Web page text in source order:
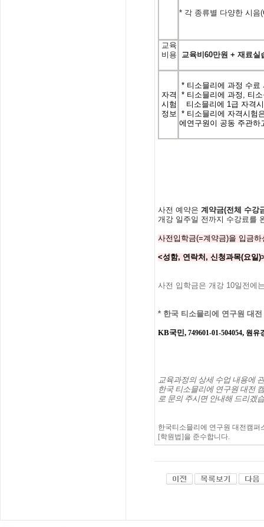
* 각 종류별 다양한 시음
교육
비용
교육비60만원 + 재료실
자격
시험
정보
* 티소믈리에 과정 수료
* 티소믈리에 과정, 티
티소믈리에 1급 자격
* 티소믈리에 자격시험
에연 구원이 공동 주관하
사전 예약은 계약금(전체
수강
개강 일주일 전까지 수강료를
사전입학금(=계약금)을 입금
<성함, 연락처, 신청과목(요일
사전 입학금은 개강 10일전에
* 한국 티소믈리에 연구원 대전
KB국민, 749601-01-504054, 원유
교육과정의 상세 수업 내용에
한국 티소믈리에 연구원대전
로 문의 주시면 안내해 드리겠
한국티소믈리에 연구원 대전캠
[학원법]을 준수합니다.